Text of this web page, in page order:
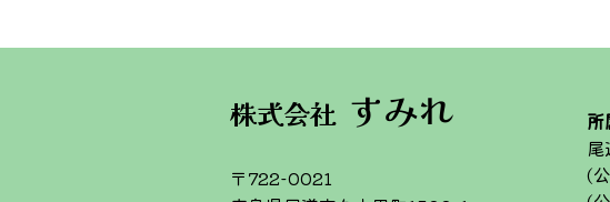
1号室
6号室
株式会社 すみれ
〒722-0021
所
(